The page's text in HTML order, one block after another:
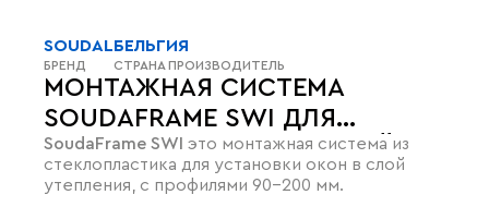
МОНТАЖНАЯ СИСТЕМА
SOUDAFRAME SWI ДЛЯ
УСТАНОВКИ ОКОН В СЛОЙ
УТЕПЛЕНИЯ
SoudaFrame SWI
стеклопластика для установки окон в слой
утепления, с профилями 90-200 мм.
SOUDAL
БРЕНД
БЕЛЬГИЯ
СТРАНА ПРОИЗВОДИТЕЛЬ